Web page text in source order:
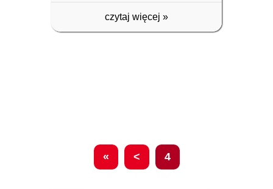
czytaj więcej »
« < 4